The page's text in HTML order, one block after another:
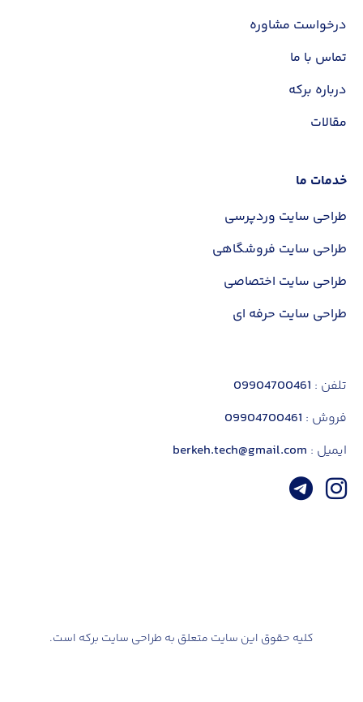
درخواست مشاوره
تماس با ما
درباره برکه
مقالات
خدمات ما
طراحی سایت وردپرسی
طراحی سایت فروشگاهی
طراحی سایت اختصاصی
طراحی سایت حرفه ای
تلفن : 09904700461
فروش : 09904700461
ایمیل : berkeh.tech@gmail.com
کلیه حقوق این سایت متعلق به طراحی سایت برکه است.